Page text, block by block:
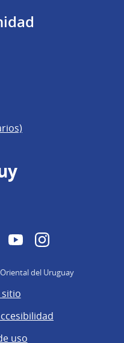
LinkedInYouTubeInstagram
del Uruguay
sitio
uso